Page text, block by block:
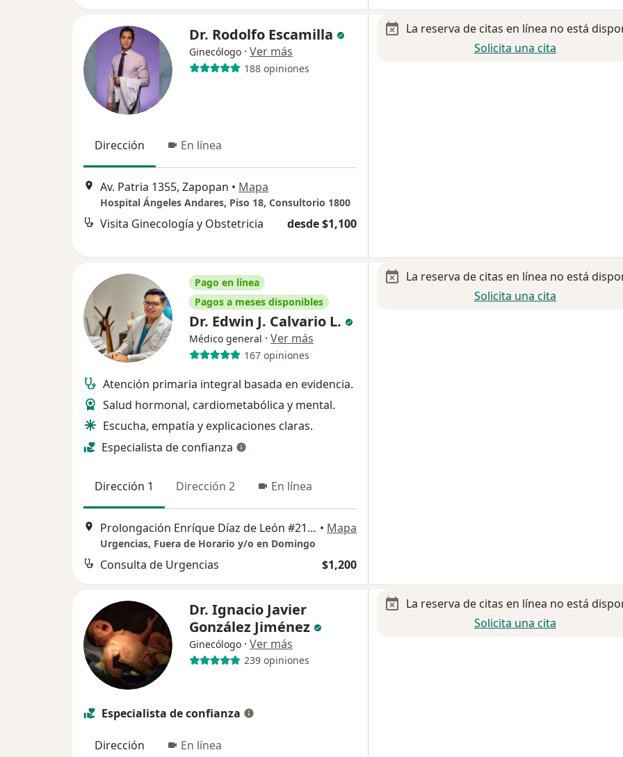
Dr. Rodolfo Escamilla
Ginecólogo · Ver más
188 opiniones
Dirección En línea
Av. Patria 1355, Zapopan • Mapa
Hospital Ángeles Andares, Piso 18, Consultorio 1800
Visita Ginecología y Obstetricia desde $1,100
La reserva de citas en línea no está
Solicita una cita
Pago en línea
Pagos a meses disponibles
Dr. Edwin J. Calvario L.
Médico general · Ver más
167 opiniones
Atención primaria integral basada en evidencia.
Salud hormonal, cardiometabólica y mental.
Escucha, empatía y explicaciones claras.
Especialista de confianza
Dirección 1 Dirección 2 En línea
Prolongación Enríque Díaz de León #2198, Int. Consultorio A, Zapopan • Mapa
Urgencias, Fuera de Horario y/o en Domingo
Consulta de Urgencias $1,200
La reserva de citas en línea no está
Solicita una cita
Dr. Ignacio Javier
González Jiménez
Ginecólogo · Ver más
239 opiniones
Especialista de confianza
Dirección En línea
La reserva de citas en línea no está
Solicita una cita